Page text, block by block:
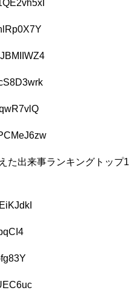
出来事ランキングトップ1